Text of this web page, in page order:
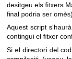
desitgeu els fitxers
final podria ser omès).
Aquest script
contingui el fitxer
Si el directori del